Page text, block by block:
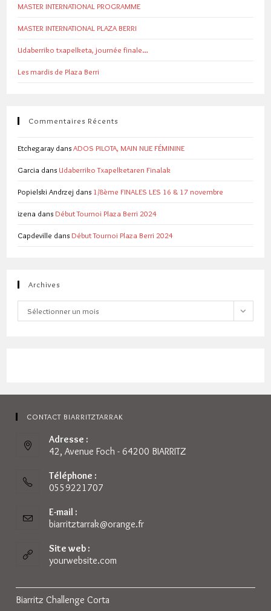
MASTER INTERNATIONAL PROGRAMME
MASTER INTERNATIONAL PLAZA BERRI
Udaberriko txapelketa, journée finale…
Les mardis de Plaza Berri
Commentaires Récents
Etchegaray dansADOS PILOTA, MAIN NUE FÉMININE
Garcia dans Udaberriko Txapelketaren Finalak
Popielski Andrzej dans 1/8ème FINALES LES 16 & 17 novembre
izena dans Début Tournoi Plaza Berri 2024
Capdeville dans Début Tournoi Plaza Berri 2024
Archives
Archives
Sélectionner un mois
CONTACT BIARRITZTARRAK
Adresse :
42, Avenue Foch - 64200 BIARRITZ
Téléphone :
0559221707
E-mail :
biarritztarrak@orange.frS’ouvre
Site web :
yourwebsite.com
Biarritz Challenge Corta